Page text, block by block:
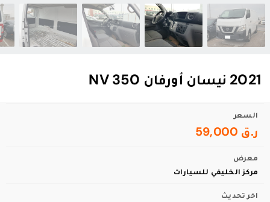
2021 نيسان أورفان NV 350
السعر
ر.ق 59,000
معرض
مركز الخليفي للسيارات
اخر تحديث